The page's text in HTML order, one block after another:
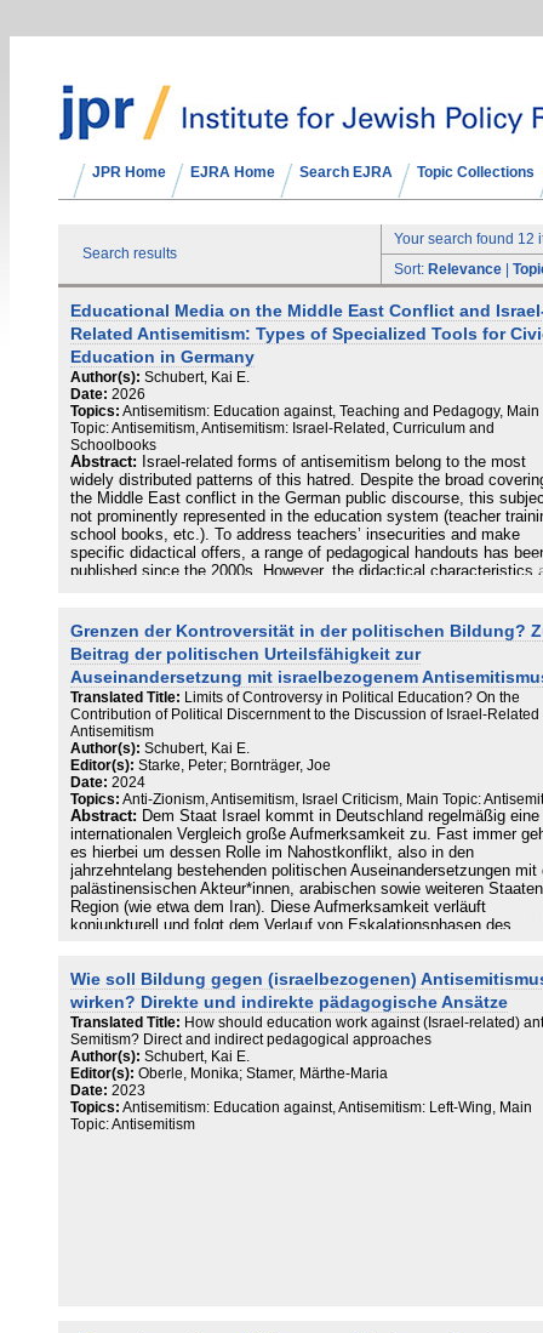
JPR Home EJRA Home Search EJRA Topic Collections
Search results
Your search found 12
Sort: Relevance
Educational Media on the Middle East Conflict and
Related Antisemitism: Types of Specialized Tools for
Education in Germany
Author(s): Schubert, Kai E.
Date: 2026
Topics: Antisemitism: Education against, Teaching and Pedagogy, Main
Topic: Antisemitism, Antisemitism: Israel-Related, Curriculum and
Schoolbooks
Abstract:
Israel-related forms of antisemitism belong to the most
widely distributed patterns of this hatred. Despite the broad
the Middle East conflict in the German public discourse, this
not prominently represented in the education system (teacher
school books, etc.). To address teachers’ insecurities and make
specific didactical offers, a range of pedagogical handouts has
published since the 2000s. However, the didactical characteristics
presents the results of work with a research corpus that includes
scenarios of civic education on the topics of the Middle East
and Israel-related antisemitism, for which the approach of
Content Analysis has been used. Based on this research, a
didactical approaches has been developed, taking into account
didactical and content-related dimensions. This typology can be
to precisely identify and address currently existing lacunae in
antisemitism-related education. In addition, this paper discusses
specific contributions of educational materials of each type to
antisemitism prevention as well as their non-intended effects.
Grenzen der Kontroversität in der politischen Bildung?
Beitrag der politischen Urteilsfähigkeit zur
Auseinandersetzung mit israelbezogenem
Translated Title: Limits of Controversy in Political Education? On the
Contribution of Political Discernment to the Discussion of Israel-Related
Antisemitism
Author(s): Schubert, Kai E.
Editor(s): Starke, Peter; Bornträger, Joe
Date: 2024
Topics: Anti-Zionism, Antisemitism, Israel Criticism, Main Topic:
Abstract: Dem Staat Israel kommt in Deutschland regelmäßig eine
internationalen Vergleich große Aufmerksamkeit zu. Fast immer
es hierbei um dessen Rolle im Nahostkonflikt, also in den
jahrzehntelang bestehenden politischen Auseinandersetzungen mit
palästinensischen Akteur*innen, arabischen sowie weiteren
Region (wie etwa dem Iran). Diese Aufmerksamkeit verläuft
konjunkturell und folgt dem Verlauf von Eskalationsphasen des
diskutiert: "Debatten um Fragen des aktuellen Antisemitismus sind
immer öfter zugleich Debatten um Wahrnehmungen Israels und des
Nahostkonflikts" (Niehoff 2021, 73). Beide Themen werden häufig
zunehmend miteinander assoziiert. Gleichzeitig sind Unklarheiten
Unsicherheiten weit verbreitet, welche Positionierungen gegenüber
Staat Israel, der sich als Nationalstaat des jüdischen Volkes
als antisemitisch zu bewerten sind (und, so die Konsequenz,
geächtet werden sollten) und welche Haltungen demgegenüber als
"kritische" 1 einzustufen sind (und als solche legitimer Teil der
Wie soll Bildung gegen (israelbezogenen)
wirken? Direkte und indirekte pädagogische Ansätze
Translated Title: How should education work against (Israel-related)
Semitism? Direct and indirect pedagogical approaches
Author(s): Schubert, Kai E.
Editor(s): Oberle, Monika; Stamer, Märthe-Maria
Date: 2023
Topics: Antisemitism: Education against, Antisemitism: Left-Wing, Main
Topic: Antisemitism